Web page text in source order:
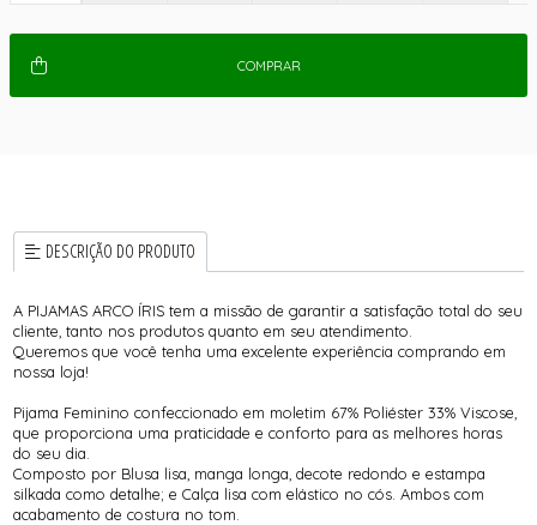
COMPRAR
DESCRIÇÃO DO PRODUTO
A PIJAMAS ARCO ÍRIS tem a missão de garantir a satisfação total do seu
cliente, tanto nos produtos quanto em seu atendimento.
Queremos que você tenha uma excelente experiência comprando em
nossa loja!
Pijama Feminino confeccionado em moletim 67% Poliéster 33% Viscose,
que proporciona uma praticidade e conforto para as melhores horas
do seu dia.
Composto por Blusa lisa, manga longa, decote redondo e estampa
silkada como detalhe; e Calça lisa com elástico no cós. Ambos com
acabamento de costura no tom.